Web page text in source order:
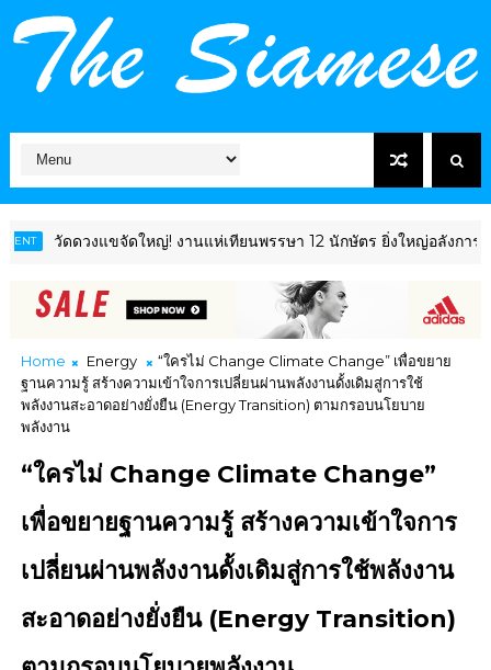
วงแขจัดใหญ่! งานแห่เทียนพรรษา 12 นักษัตร ยิ่งใหญ่อลังการ โชว์ไฮไ
Home Energy
“ใครไม่ Change Climate Change” เพื่อขยาย
ฐานความรู้ สร้างความเข้าใจการเปลี่ยนผ่านพลังงานดั้งเดิมสู่การใช้
พลังงานสะอาดอย่างยั่งยืน (Energy Transition) ตามกรอบนโยบาย
พลังงาน
“ใครไม่ Change Climate Change”
เพื่อขยายฐานความรู้ สร้างความเข้าใจการ
เปลี่ยนผ่านพลังงานดั้งเดิมสู่การใช้พลังงาน
สะอาดอย่างยั่งยืน (Energy Transition)